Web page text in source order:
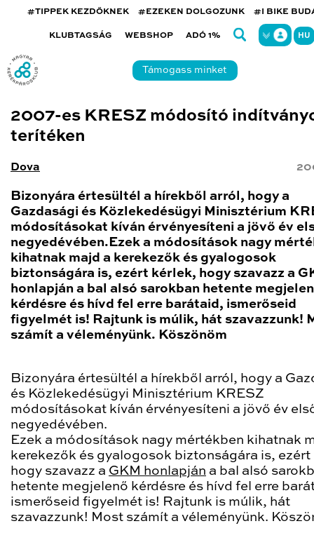
#TIPPEK KEZDŐKNEK #EZEKEN DOLGOZUNK #I BIKE
KLUBTAGSÁG WEBSHOP ADÓ 1% HU
Támogass minket
2007-es KRESZ módosító
terítéken
Dova
Bizonyára értesültél a hírekből arról, hogy a
Gazdasági és Közlekedésügyi Minisztérium
módosításokat kíván érvényesíteni a jövő év
negyedévében.Ezek a módosítások nagy
kihatnak majd a kerekezők és gyalogosok
biztonságára is, ezért kérlek, hogy szavazz a
honlapján a bal alsó sarokban hetente
kérdésre és hívd fel erre barátaid, ismerőseid
figyelmét is! Rajtunk is múlik, hát szavazzunk!
számít a véleményünk. Köszönöm
Bizonyára értesültél a hírekből arról, hogy a
és Közlekedésügyi Minisztérium KRESZ
módosításokat kíván érvényesíteni a jövő év
negyedévében.
Ezek a módosítások nagy mértékben kihatnak
kerekezők és gyalogosok biztonságára is, ezért
hogy szavazz a GKM honlapján a bal alsó
hetente megjelenő kérdésre és hívd fel erre
ismerőseid figyelmét is! Rajtunk is múlik, hát
szavazzunk! Most számít a véleményünk.